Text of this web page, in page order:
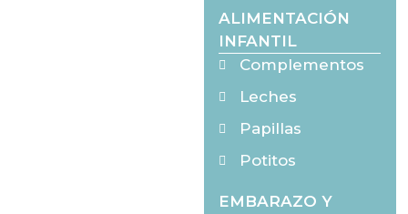
ALIMENTACIÓN
INFANTIL
Complementos
Leches
Papillas
Potitos
EMBARAZO Y